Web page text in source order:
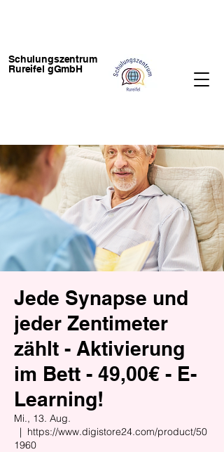
Schulungszentrum
Rureifel gGmbH
Jede Synapse und
jeder Zentimeter
zählt - Aktivierung
im Bett - 49,00€ - E-
Learning!
Mi., 13. Aug.
  |
https://www.digistore24.com/product/50
1960